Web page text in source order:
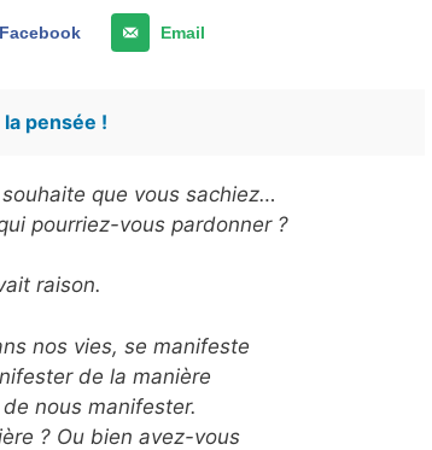
Facebook Email
pensée !
que vous sachiez…
pourriez-vous pardonner ?
raison.
nos vies, se manifeste
de la manière
nous manifester.
? Ou bien avez-vous